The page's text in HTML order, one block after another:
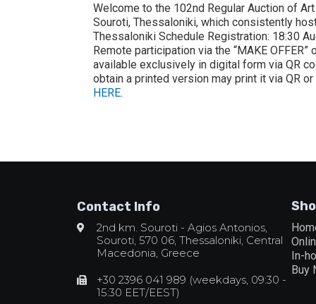
Welcome to the 102nd Regular Auction of
Souroti, Thessaloniki, which consistently
Thessaloniki Schedule Registration: 18:30
Remote participation via the “MAKE
available exclusively in digital form via QR
obtain a printed version may print it via QR
HERE.
Contact Info
2nd km. Souroti - Agios Antonios,
Souroti, 570 06, Thessaloniki, Central
Macedonia, Greece
+30 2396 041 989 (weekdays, 09:30 -
15:30 EET/EEST)
In-
Buy